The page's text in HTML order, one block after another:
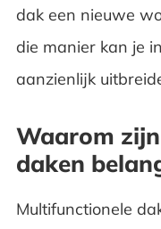
dak een nieuwe
die manier kan je
aanzienlijk
Waarom
daken
Multifunctionele